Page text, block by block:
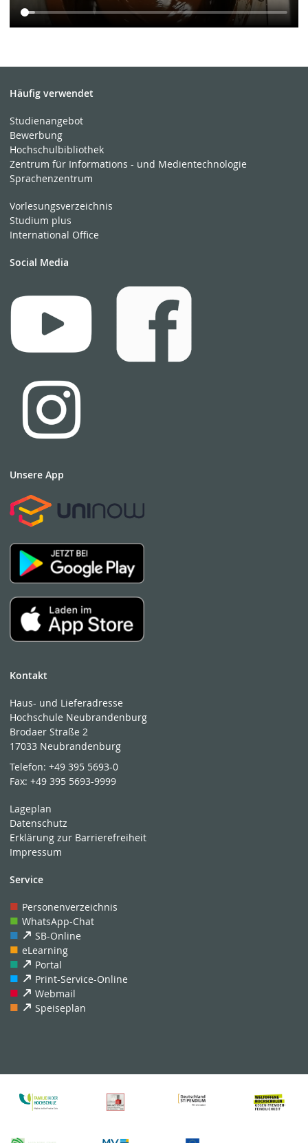
Häufig verwendet
Studienangebot
Bewerbung
Hochschulbibliothek
Zentrum für Informations - und Medientechnologie
Sprachenzentrum
Vorlesungsverzeichnis
Studium plus
International Office
Social Media
Unsere App
Kontakt
Haus- und Lieferadresse
Hochschule Neubrandenburg
Brodaer Straße 2
17033 Neubrandenburg
Telefon:+49 395 5693-0
Fax:+49 395 5693-9999
Lageplan
Datenschutz
Erklärung zur Barrierefreiheit
Impressum
Service
Personenverzeichnis
WhatsApp-Chat
SB-Online
eLearning
Portal
Print-Service-Online
Webmail
Speiseplan